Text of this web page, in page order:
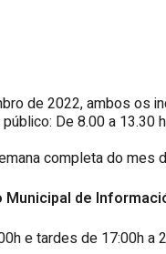
de 2022, ambos os
De 8.00 a 13.30
completa do mes
Municipal de
e tardes de 17:00h a